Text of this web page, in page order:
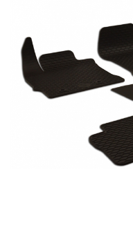
Buton Clapeta Rezervor
Buton Portbagaj
Alte Butoane/Comutatoare
Schimbatoare Viteze